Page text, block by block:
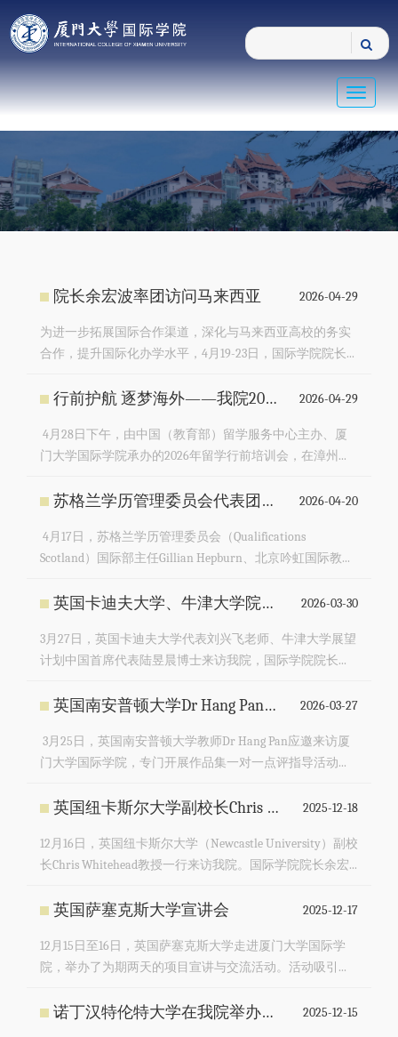
Toggle
院长余宏波率团访问马来西亚 2026-04-29
为进一步拓展国际合作渠道，深化与马来西亚高校的务实
合作，提升国际化办学水平，4月19-23日，国际学院院长...
行前护航 逐梦海外——我院2026年留学行前培训会圆满举办 2026-04-29
4月28日下午，由中国（教育部）留学服务中心主办、厦
门大学国际学院承办的2026年留学行前培训会，在漳州...
苏格兰学历管理委员会代表团来访我院 2026-04-20
4月17日，苏格兰学历管理委员会（Qualifications
Scotland）国际部主任Gillian Hepburn、北京吟虹国际教...
英国卡迪夫大学、牛津大学院校代表来访我院 2026-03-30
3月27日，英国卡迪夫大学代表刘兴飞老师、牛津大学展望
计划中国首席代表陆昱晨博士来访我院，国际学院院长...
英国南安普顿大学Dr Hang Pan来访我院开展作品集指导 2026-03-27
3月25日，英国南安普顿大学教师Dr Hang Pan应邀来访厦
门大学国际学院，专门开展作品集一对一点评指导活动...
英国纽卡斯尔大学副校长Chris Whitehead一行访问我院 2025-12-18
12月16日，英国纽卡斯尔大学（Newcastle University）副校
长Chris Whitehead教授一行来访我院。国际学院院长余宏...
英国萨塞克斯大学宣讲会 2025-12-17
12月15日至16日，英国萨塞克斯大学走进厦门大学国际学
院，举办了为期两天的项目宣讲与交流活动。活动吸引...
诺丁汉特伦特大学在我院举办专场宣讲会暨公开课 2025-12-15